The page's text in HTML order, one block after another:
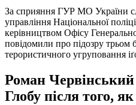
За сприяння ГУР МО України
управління Національної
керівництвом Офісу
повідомили про підозру трьом
терористичного угруповання
Роман
Глобу після того,